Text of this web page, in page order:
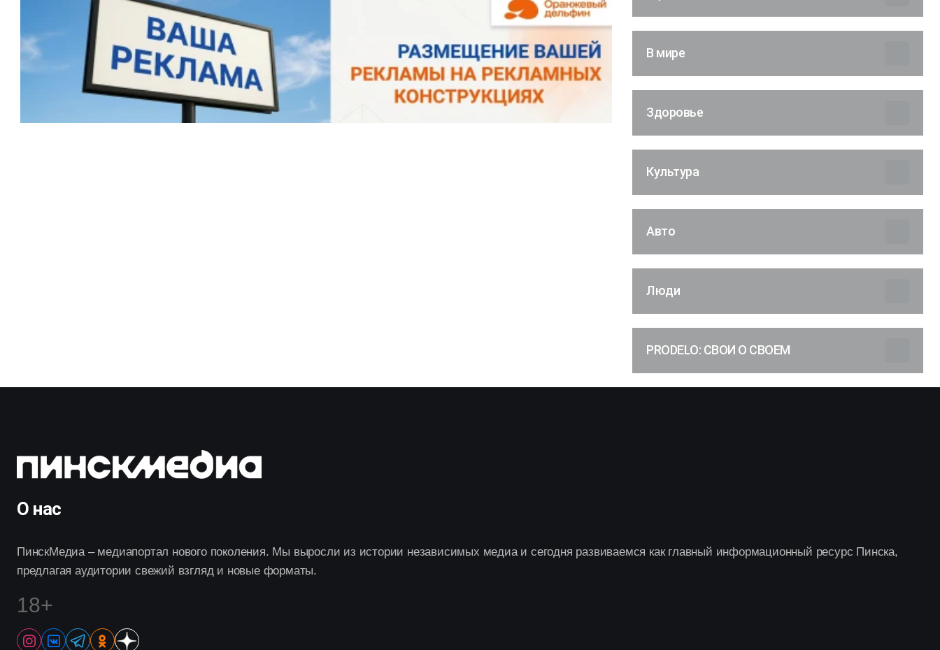
В мире
Здоровье
Культура
Авто
Люди
PRODELO: СВОИ О СВОЕМ
О нас
ПинскМедиа – медиапортал нового поколения. Мы выросли из истории независимых медиа и сегодня развиваемся как главный информационный ресурс Пинска,
предлагая аудитории свежий взгляд и новые форматы.
18+